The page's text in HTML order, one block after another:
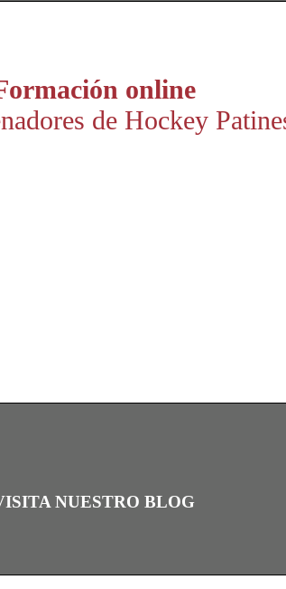
online
de Hockey
NUESTRO BLOG